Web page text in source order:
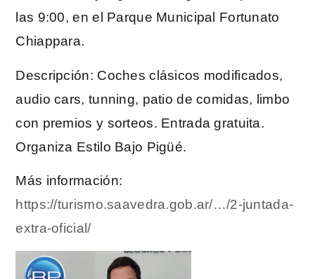
las 9:00, en el Parque Municipal Fortunato
Chiappara.
Descripción: Coches clásicos modificados,
audio cars, tunning, patio de comidas, limbo
con premios y sorteos. Entrada gratuita.
Organiza Estilo Bajo Pigüé.
Más información:
https://turismo.saavedra.gob.ar/…/2-juntada-
extra-oficial/